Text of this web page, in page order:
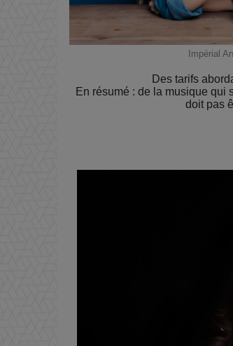
Impérial
Des tarifs
En résumé : de la musique qui
doit pas